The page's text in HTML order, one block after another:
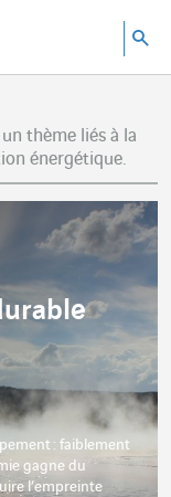
thème liés à la
énergétique.
surpar
: faiblement
gagne du
l’empreinte